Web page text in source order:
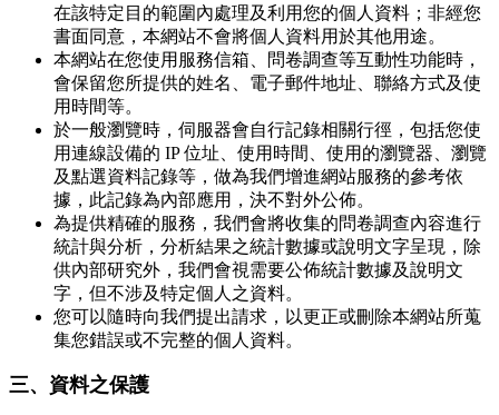
在該特定目的範圍內處理及利用您的個人資料；非經您
書面同意，本網站不會將個人資料用於其他用途。
本網站在您使用服務信箱、問卷調查等互動性功能時，
會保留您所提供的姓名、電子郵件地址、聯絡方式及使
用時間等。
於一般瀏覽時，伺服器會自行記錄相關行徑，包括您使
用連線設備的 IP 位址、使用時間、使用的瀏覽器、瀏覽
及點選資料記錄等，做為我們增進網站服務的參考依
據，此記錄為內部應用，決不對外公佈。
為提供精確的服務，我們會將收集的問卷調查內容進行
統計與分析，分析結果之統計數據或說明文字呈現，除
供內部研究外，我們會視需要公佈統計數據及說明文
字，但不涉及特定個人之資料。
您可以隨時向我們提出請求，以更正或刪除本網站所蒐
集您錯誤或不完整的個人資料。
三、資料之保護